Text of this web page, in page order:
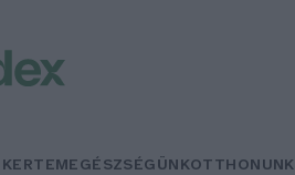
KERTEMEGÉSZSÉGÜNKOTTHONUNK